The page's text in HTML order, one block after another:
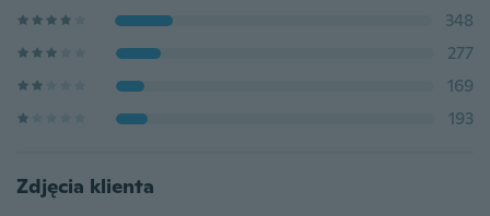
348
277
169
193
Zdjęcia klienta